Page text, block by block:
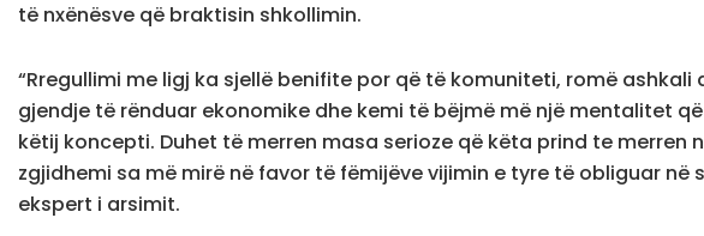
të nxënësve që braktisin shkollimin.
“Rregullimi me ligj ka sjellë benifite por që të komuniteti, romë
gjendje të rënduar ekonomike dhe kemi të bëjmë më një mentalitet
këtij koncepti. Duhet të merren masa serioze që këta prind te merren
zgjidhemi sa më mirë në favor të fëmijëve vijimin e tyre të obliguar në
ekspert i arsimit.